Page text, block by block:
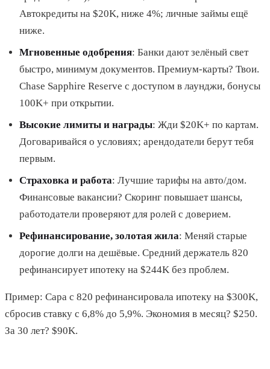
Автокредиты на $20K, ниже 4%; личные займы ещё
ниже.
Мгновенные одобрения: Банки дают зелёный свет
быстро, минимум документов. Премиум-карты? Твои.
Chase Sapphire Reserve с доступом в лаунджи, бонусы
100K+ при открытии.
Высокие лимиты и награды: Жди $20K+ по картам.
Договаривайся о условиях; арендодатели берут тебя
первым.
Страховка и работа: Лучшие тарифы на авто/дом.
Финансовые вакансии? Скоринг повышает шансы,
работодатели проверяют для ролей с доверием.
Рефинансирование, золотая жила: Меняй старые
дорогие долги на дешёвые. Средний держатель 820
рефинансирует ипотеку на $244K без проблем.
Пример: Сара с 820 рефинансировала ипотеку на $300K,
сбросив ставку с 6,8% до 5,9%. Экономия в месяц? $250.
За 30 лет? $90K.